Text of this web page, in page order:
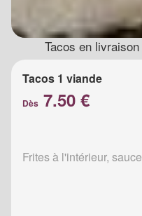
Tacos en
Tacos 1 viande
Dès 7.50 €
Frites à l'intérieur,